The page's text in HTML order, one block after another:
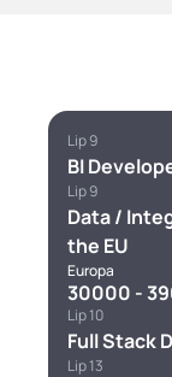
Lip 9
BI
Lip 9
Data /
the EU
Europa
30000 -
Lip 10
Full Stack
Lip 13